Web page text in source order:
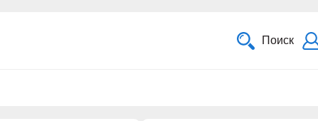
Поиск